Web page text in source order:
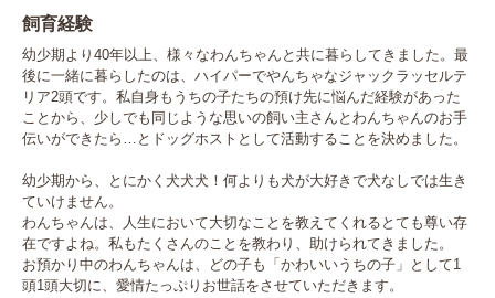
飼育経験
幼少期より40年以上、様々なわんちゃんと共に暮らしてきました。最
後に一緒に暮らしたのは、ハイパーでやんちゃなジャックラッセルテ
リア2頭です。私自身もうちの子たちの預け先に悩んだ経験があった
ことから、少しでも同じような思いの飼い主さんとわんちゃんのお手
伝いができたら…とドッグホストとして活動することを決めました。
幼少期から、とにかく犬犬犬！何よりも犬が大好きで犬なしでは生き
ていけません。
わんちゃんは、人生において大切なことを教えてくれるとても尊い存
在ですよね。私もたくさんのことを教わり、助けられてきました。
お預かり中のわんちゃんは、どの子も「かわいいうちの子」として1
頭1頭大切に、愛情たっぷりお世話をさせていただきます。